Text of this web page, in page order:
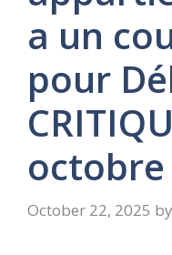
a un
pour
octobre
October 22, 2025 by